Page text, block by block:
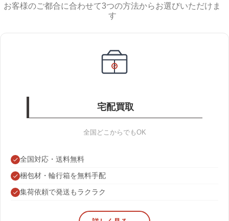
お客様のご都合に合わせて3つの方法からお選びいただけま
す
宅配買取
全国どこからでもOK
全国対応・送料無料
梱包材・輪行箱を無料手配
集荷依頼で発送もラクラク